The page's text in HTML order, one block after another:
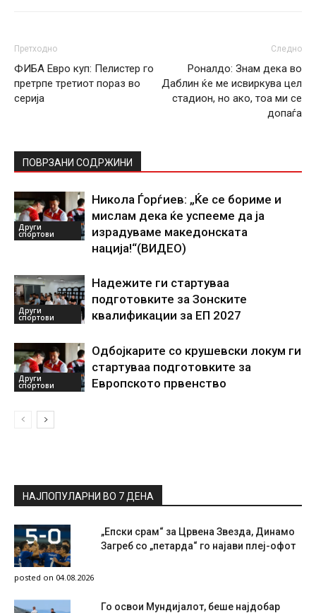
Претходно
ФИБА Евро куп: Пелистер го
претрпе третиот пораз во
серија
Следно
Роналдо: Знам дека во
Даблин ќе ме исвиркува цел
стадион, но ако, тоа ми се
допаѓа
ПОВРЗАНИ СОДРЖИНИ
Други
спортови
Никола Ѓорѓиев: „Ќе се бориме и
мислам дека ќе успееме да ја
израдуваме македонската
нација!“(ВИДЕО)
Други
спортови
Надежите ги стартуваа
подготовките за Зонските
квалификации за ЕП 2027
Други
спортови
Одбојкарите со крушевски локум ги
стартуваа подготовките за
Европското првенство
НАЈПОПУЛАРНИ ВО 7 ДЕНА
„Епски срам“ за Црвена Звезда, Динамо
Загреб со „петарда“ го најави плеј-офот
posted on 04.08.2026
Го освои Мундијалот, беше најдобар